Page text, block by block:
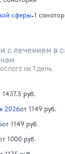
сферы-1
с лечением в
на 1 день
1437.5 руб.
2026от 1149 руб.
от 1149 руб.
1000 руб.